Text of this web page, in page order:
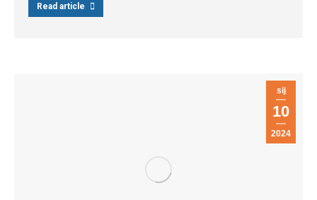
Read article
sij
10
2024